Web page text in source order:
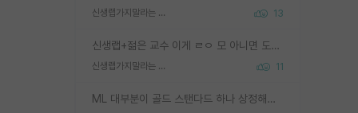
신생랩가지말라는 이유가 있었구나 13
신생랩+젊은 교수 이게 ㄹㅇ 모 아니면 도인듯.
신생랩가지말라는 이유가 있었구나 11
ML 대부분이 골드 스탠다드 하나 상정해놓고 (벤치마크 데이터셋이 여러 개면 여러 개 상정) 그거 얼마나 잘 맞추나 싸움임 가끔 번뜩이는 설계 철학을 보여주는 논문들도 있지만 대부분 그거 성적 얼마나 더 올리느라에 혈안이 되어 있는 측면이 잇음